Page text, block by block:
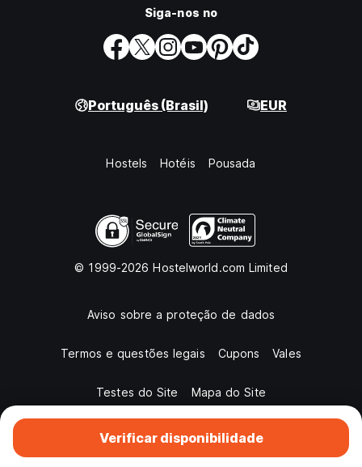
Verificar disponibilidade
Siga-nos no
Português (Brasil) EUR
Hostels Hotéis Pousada
© 1999-2026 Hostelworld.com Limited
Aviso sobre a proteção de dados
Termos e questões legais Cupons Vales
Testes do Site Mapa do Site